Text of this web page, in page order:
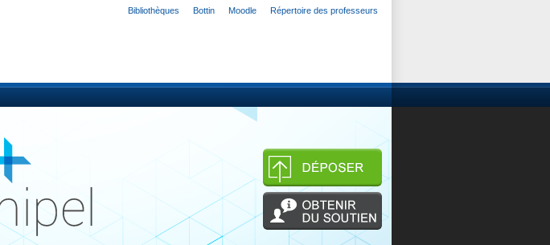
Bibliothèques Bottin Moodle Répertoire des professeurs